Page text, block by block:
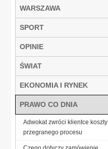
WARSZAWA
SPORT
OPINIE
ŚWIAT
EKONOMIA I RYNEK
PRAWO CO DNIA
Adwokat zwróci klientce koszty
przegranego procesu